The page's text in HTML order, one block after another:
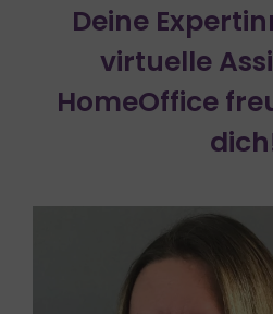
Deine
virtuelle
HomeOffice